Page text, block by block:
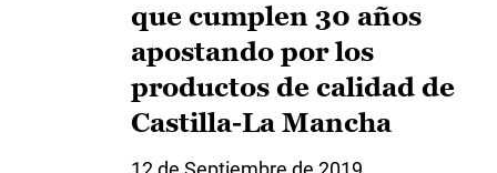
que cumplen 30 años
apostando por los
productos de calidad de
Castilla-La Mancha